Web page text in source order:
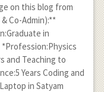
on this blog from
Co-Admin):**
in
*Profession:Physics
and Teaching to
Years Coding and
in Satyam